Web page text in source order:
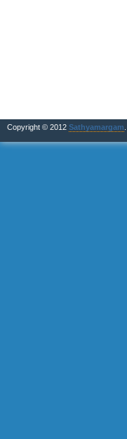
Copyright © 2012 Sathyamargam